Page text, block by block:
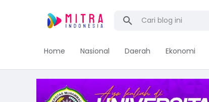
Home Nasional Daerah Ekonomi